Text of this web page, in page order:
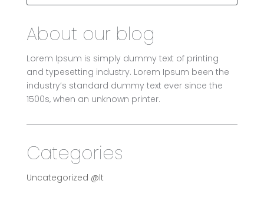
About our blog
Lorem Ipsum is simply dummy text of printing
and typesetting industry. Lorem Ipsum been the
industry’s standard dummy text ever since the
1500s, when an unknown printer.
Categories
Uncategorized @lt